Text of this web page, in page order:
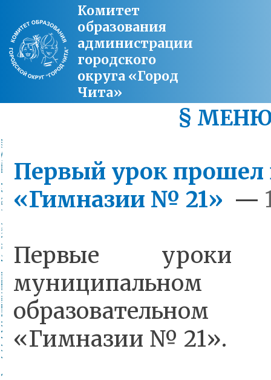
Комитет
образования
администрации
городского
округа «Город
Чита»
§
Первый урок
«Гимназии № 21» —
Первые
«Гимназии № 21».